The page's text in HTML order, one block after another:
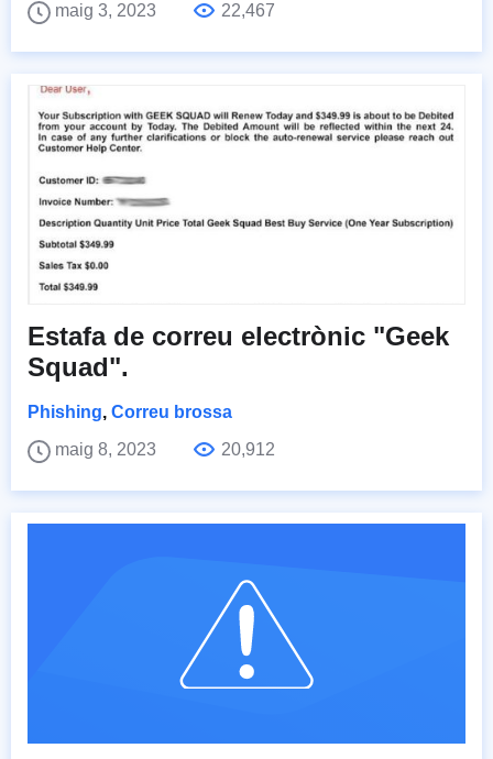
maig 3, 2023
22,467
Estafa de correu electrònic "Geek
Squad".
Phishing, Correu brossa
maig 8, 2023
20,912